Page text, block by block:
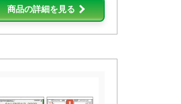
商品の詳細を見る